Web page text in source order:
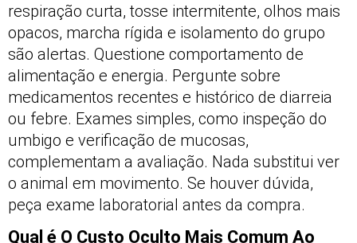
respiração curta, tosse intermitente, olhos mais
opacos, marcha rígida e isolamento do grupo
são alertas. Questione comportamento de
alimentação e energia. Pergunte sobre
medicamentos recentes e histórico de diarreia
ou febre. Exames simples, como inspeção do
umbigo e verificação de mucosas,
complementam a avaliação. Nada substitui ver
o animal em movimento. Se houver dúvida,
peça exame laboratorial antes da compra.
Qual é O Custo Oculto Mais Comum Ao